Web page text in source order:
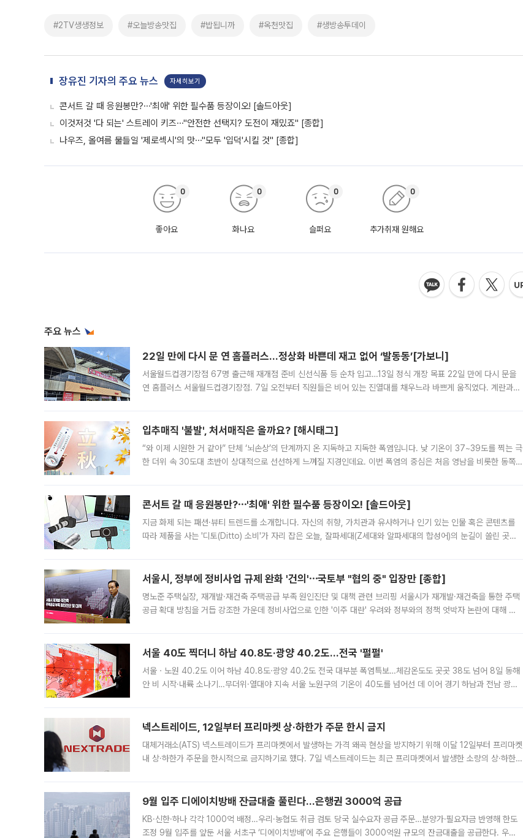
#2TV생생정보 #오늘방송맛집 #밥됩니까 #옥천맛집 #생방송투데이
장유진 기자의 주요 뉴스 자세히보기
콘서트 갈 때 응원봉만?⋯'최애' 위한 필수품 등장이오! [솔드아웃]
이것저것 '다 되는' 스트레이 키즈⋯"안전한 선택지? 도전이 재밌죠" [종합]
나우즈, 올여름 물들일 '제로섹시'의 맛⋯"모두 '입덕'시킬 것" [종합]
좋아요
0
화나요
0
슬퍼요
0
추가취재 원해요
0
주요 뉴스
22일 만에 다시 문 연 홈플러스…정상화 바쁜데 재고 없어 ‘발동동’[가보니]
서울월드컵경기장점 67명 출근해 재개점 준비 신선식품 등 순차 입고…13일 정식 개장 목표 22일 만에 다시 문을
연 홈플러스 서울월드컵경기장점. 7일 오전부터 직원들은 비어 있는 진열대를 채우느라 바쁘게 움직였다. 계란과
입추매직 '불발', 처서매직은 올까요? [해시태그]
“와 이제 시원한 거 같아” 단체 ‘뇌손상’의 단계까지 온 지독하고 지독한 폭염입니다. 낮 기온이 37~39도를 찍는 극
한 더위 속 30도대 초반이 상대적으로 선선하게 느껴질 지경인데요. 이번 폭염의 중심은 처음 영남을 비롯한 동쪽
콘서트 갈 때 응원봉만?⋯'최애' 위한 필수품 등장이오! [솔드아웃]
지금 화제 되는 패션·뷰티 트렌드를 소개합니다. 자신의 취향, 가치관과 유사하거나 인기 있는 인물 혹은 콘텐츠를
따라 제품을 사는 '디토(Ditto) 소비'가 자리 잡은 오늘, 잘파세대(Z세대와 알파세대의 합성어)의 눈길이 쏠린 곳은
서울시, 정부에 정비사업 규제 완화 '건의'⋯국토부 "협의 중" 입장만 [종합]
명노준 주택실장, 재개발·재건축 주택공급 부족 원인진단 및 대책 관련 브리핑 서울시가 재개발·재건축을 통한 주택
공급 확대 방침을 거듭 강조한 가운데 정비사업으로 인한 '이주 대란' 우려와 정부와의 정책 엇박자 논란에 대해 정
서울 40도 찍더니 하남 40.8도·광양 40.2도…전국 '펄펄'
서울ㆍ노원 40.2도 이어 하남 40.8도·광양 40.2도 전국 대부분 폭염특보…체감온도도 곳곳 38도 넘어 8일 동해
안 비 시작·내륙 소나기…무더위·열대야 지속 서울 노원구의 기온이 40도를 넘어선 데 이어 경기 하남과 전남 광양
넥스트레이드, 12일부터 프리마켓 상·하한가 주문 한시 금지
대체거래소(ATS) 넥스트레이드가 프리마켓에서 발생하는 가격 왜곡 현상을 방지하기 위해 이달 12일부터 프리마켓
내 상·하한가 주문을 한시적으로 금지하기로 했다. 7일 넥스트레이드는 최근 프리마켓에서 발생한 소량의 상·하한
9월 입주 디에이치방배 잔금대출 풀린다…은행권 3000억 공급
KB·신한·하나 각각 1000억 배정…우리·농협도 취급 검토 당국 실수요자 공급 주문…분양가·필요자금 반영해 한도
조정 9월 입주를 앞둔 서울 서초구 ‘디에이치방배’에 주요 은행들이 3000억원 규모의 잔금대출을 공급한다. 우리